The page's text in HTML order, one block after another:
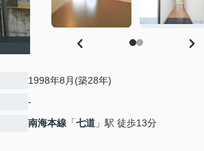
1998年8月(築28年)
-
南海本線 「七道 」駅 徒歩13分